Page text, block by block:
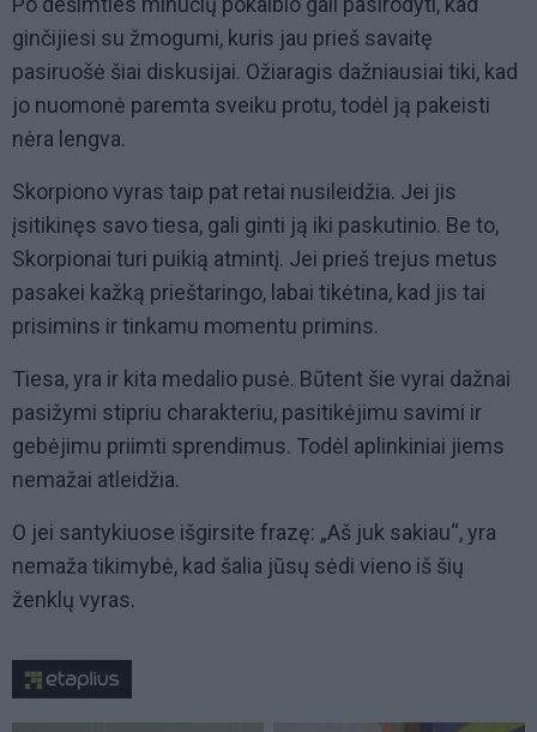
ginčijiesi su žmogumi, kuris jau prieš savaitę
pasiruošė šiai diskusijai. Ožiaragis dažniausiai tiki, kad
jo nuomonė paremta sveiku protu, todėl ją pakeisti
nėra lengva.
Skorpiono vyras taip pat retai nusileidžia. Jei jis
įsitikinęs savo tiesa, gali ginti ją iki paskutinio. Be to,
Skorpionai turi puikią atmintį. Jei prieš trejus metus
pasakei kažką prieštaringo, labai tikėtina, kad jis tai
prisimins ir tinkamu momentu primins.
Tiesa, yra ir kita medalio pusė. Būtent šie vyrai dažnai
pasižymi stipriu charakteriu, pasitikėjimu savimi ir
gebėjimu priimti sprendimus. Todėl aplinkiniai jiems
nemažai atleidžia.
O jei santykiuose išgirsite frazę: „Aš juk sakiau“, yra
nemaža tikimybė, kad šalia jūsų sėdi vieno iš šių
ženklų vyras.